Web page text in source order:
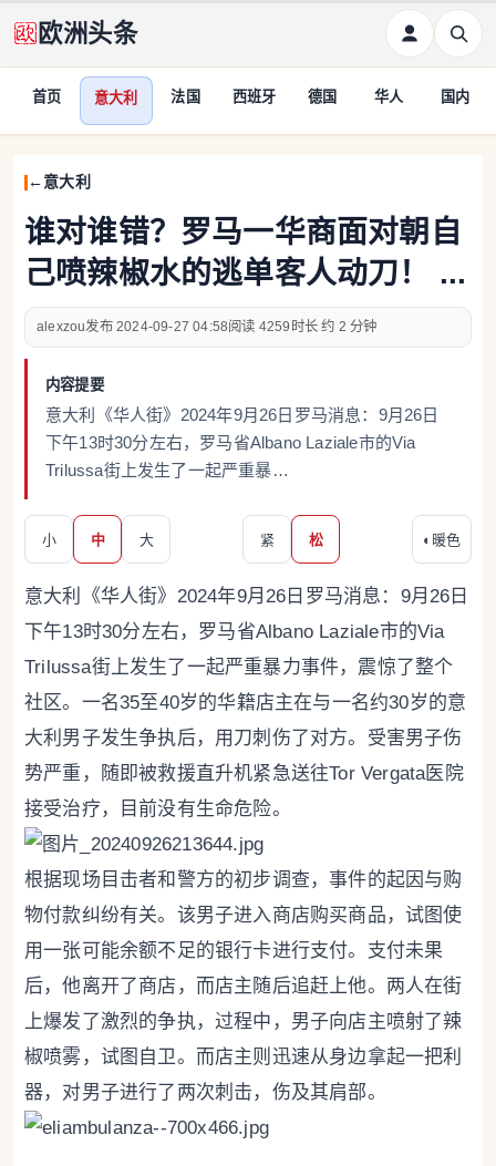
欧洲头条
首页 意大利 法国 西班牙 德国 华人 国内
意大利
谁对谁错？罗马一华商面对朝自
己喷辣椒水的逃单客人动刀！ ...
alexzou 2024-09-27 04:58 4259 约 2 分钟
内容提要
意大利《华人街》2024年9月26日罗马消息：9月26日
下午13时30分左右，罗马省Albano Laziale市的Via
Trilussa街上发生了一起严重暴…
小 中 大 紧 松 ◐ 暖色
意大利《华人街》2024年9月26日罗马消息：9月26日
下午13时30分左右，罗马省Albano Laziale市的Via
Trilussa街上发生了一起严重暴力事件，震惊了整个
社区。一名35至40岁的华籍店主在与一名约30岁的意
大利男子发生争执后，用刀刺伤了对方。受害男子伤
势严重，随即被救援直升机紧急送往Tor Vergata医院
接受治疗，目前没有生命危险。
根据现场目击者和警方的初步调查，事件的起因与购
物付款纠纷有关。该男子进入商店购买商品，试图使
用一张可能余额不足的银行卡进行支付。支付未果
后，他离开了商店，而店主随后追赶上他。两人在街
上爆发了激烈的争执，过程中，男子向店主喷射了辣
椒喷雾，试图自卫。而店主则迅速从身边拿起一把利
器，对男子进行了两次刺击，伤及其肩部。